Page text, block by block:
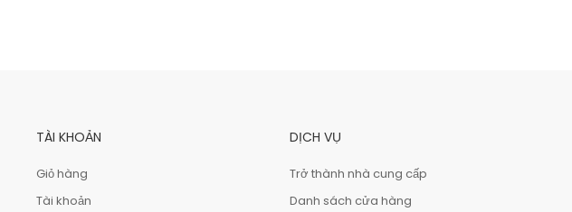
TÀI KHOẢN
Giỏ hàng
Tài khoản
DỊCH VỤ
Trở thành nhà cung cấp
Danh sách cửa hàng